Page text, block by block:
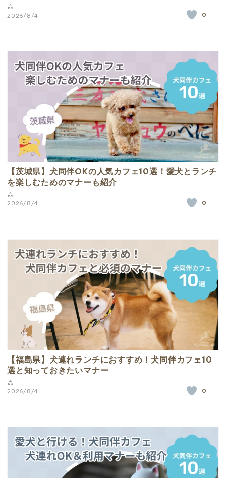
2026/8/4 0
【茨城県】犬同伴OKの人気カフェ10選！愛犬とランチ
を楽しむためのマナーも紹介
2026/8/4 0
【福島県】犬連れランチにおすすめ！犬同伴カフェ10
選と知っておきたいマナー
2026/8/4 0